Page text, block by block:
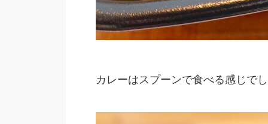
カレーはスプーンで食べる感じで